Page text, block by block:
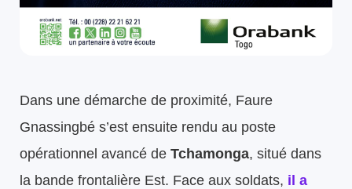
Dans une démarche de proximité, Faure
Gnassingbé s’est ensuite rendu au poste
opérationnel avancé de Tchamonga, situé dans
la bande frontalière Est. Face aux soldats, il a